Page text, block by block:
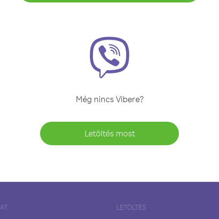
Még nincs Vibere?
Letöltés most
LETÖLTÉS